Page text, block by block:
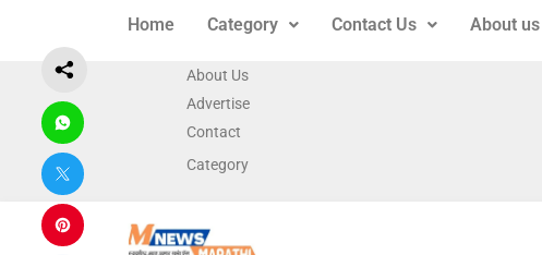
Home Category Contact Us About us
About Us
Advertise
Contact
Category